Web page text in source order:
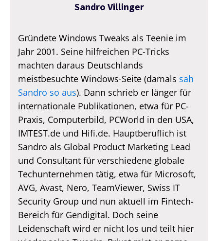
Sandro Villinger
Gründete Windows Tweaks als Teenie im
Jahr 2001. Seine hilfreichen PC-Tricks
machten daraus Deutschlands
meistbesuchte Windows-Seite (damals sah
Sandro so aus). Dann schrieb er länger für
internationale Publikationen, etwa für PC-
Praxis, Computerbild, PCWorld in den USA,
IMTEST.de und Hifi.de. Hauptberuflich ist
Sandro als Global Product Marketing Lead
und Consultant für verschiedene globale
Techunternehmen tätig, etwa für Microsoft,
AVG, Avast, Nero, TeamViewer, Swiss IT
Security Group und nun aktuell im Fintech-
Bereich für Gendigital. Doch seine
Leidenschaft wird er nicht los und teilt hier